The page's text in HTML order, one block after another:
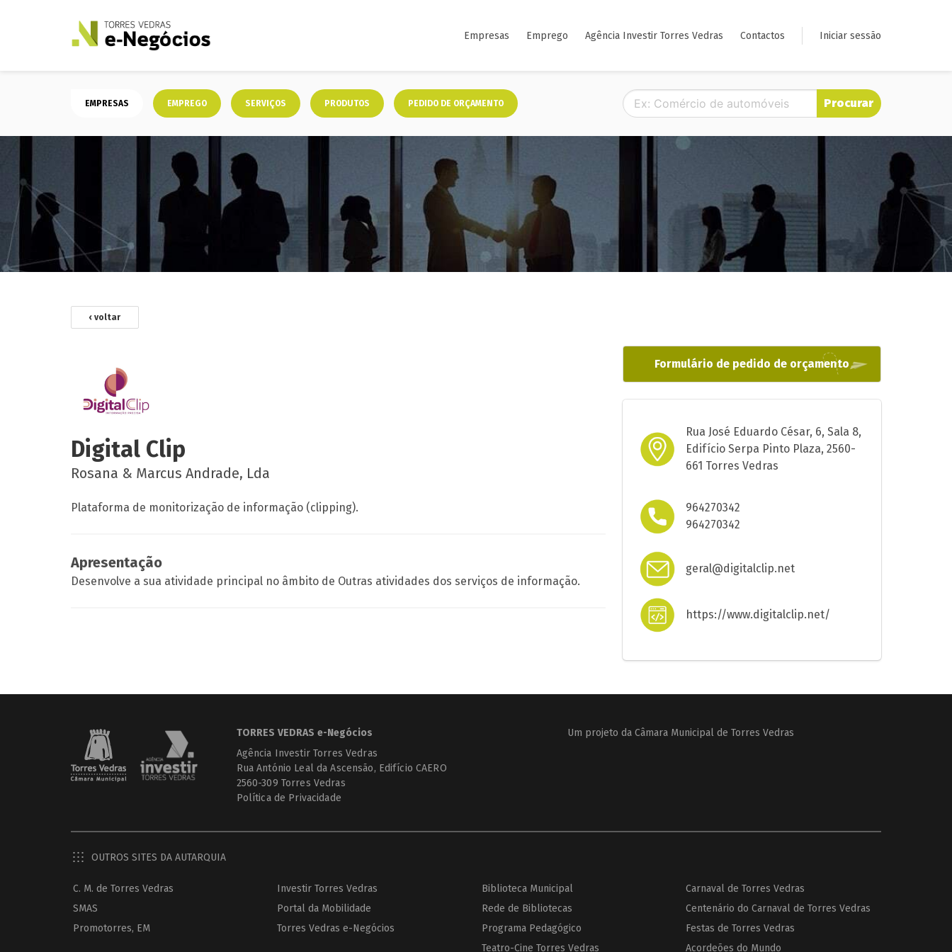
Empresas Emprego Agência Investir Torres Vedras Contactos Iniciar sessão
EMPRESAS EMPREGO SERVIÇOS PRODUTOS PEDIDO DE ORÇAMENTO Procurar
‹ voltar
Digital Clip
Rosana & Marcus Andrade, Lda
Plataforma de monitorização de informação (clipping).
Apresentação
Desenvolve a sua atividade principal no âmbito de Outras atividades dos serviços de informação.
Formulário de pedido de orçamento
Rua José Eduardo César, 6, Sala 8,
Edifício Serpa Pinto Plaza, 2560-
661 Torres Vedras
964270342
964270342
geral@digitalclip.net
https://www.digitalclip.net/
TORRES VEDRAS e-Negócios
Agência Investir Torres Vedras
Rua António Leal da Ascensão, Edifício CAERO
2560-309 Torres Vedras
Política de Privacidade
Um projeto da Câmara Municipal de Torres Vedras
OUTROS SITES DA AUTARQUIA
C. M. de Torres Vedras
SMAS
Promotorres, EM
Investir Torres Vedras
Portal da Mobilidade
Torres Vedras e-Negócios
Biblioteca Municipal
Rede de Bibliotecas
Programa Pedagógico
Teatro-Cine Torres Vedras
Carnaval de Torres Vedras
Centenário do Carnaval de Torres Vedras
Festas de Torres Vedras
Acordeões do Mundo